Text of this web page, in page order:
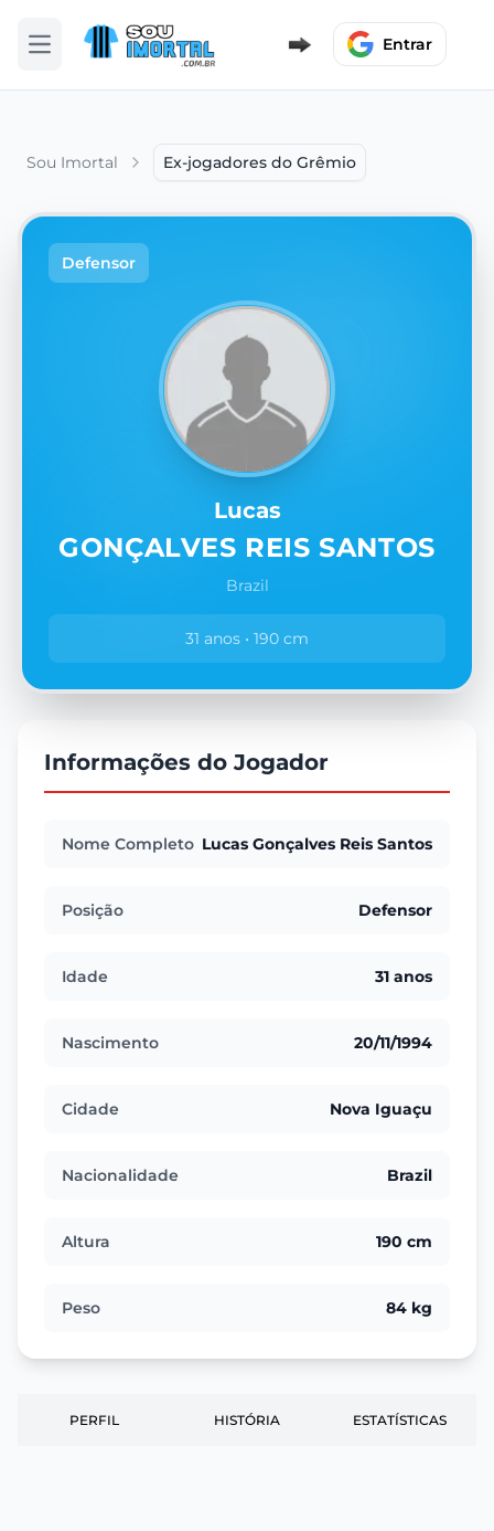
Abrir menu Entrar
Sou Imortal Ex-jogadores do Grêmio
Defensor
Lucas
GONÇALVES REIS SANTOS
Brazil
31 anos • 190 cm
Informações do Jogador
Nome Completo Lucas Gonçalves Reis Santos
Posição Defensor
Idade 31 anos
Nascimento 20/11/1994
Cidade Nova Iguaçu
Nacionalidade Brazil
Altura 190 cm
Peso 84 kg
PERFIL HISTÓRIA ESTATÍSTICAS